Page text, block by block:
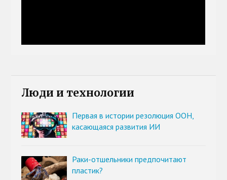
Люди и технологии
Первая в истории резолюция ООН,
касающаяся развития ИИ
Раки-отшельники предпочитают
пластик?